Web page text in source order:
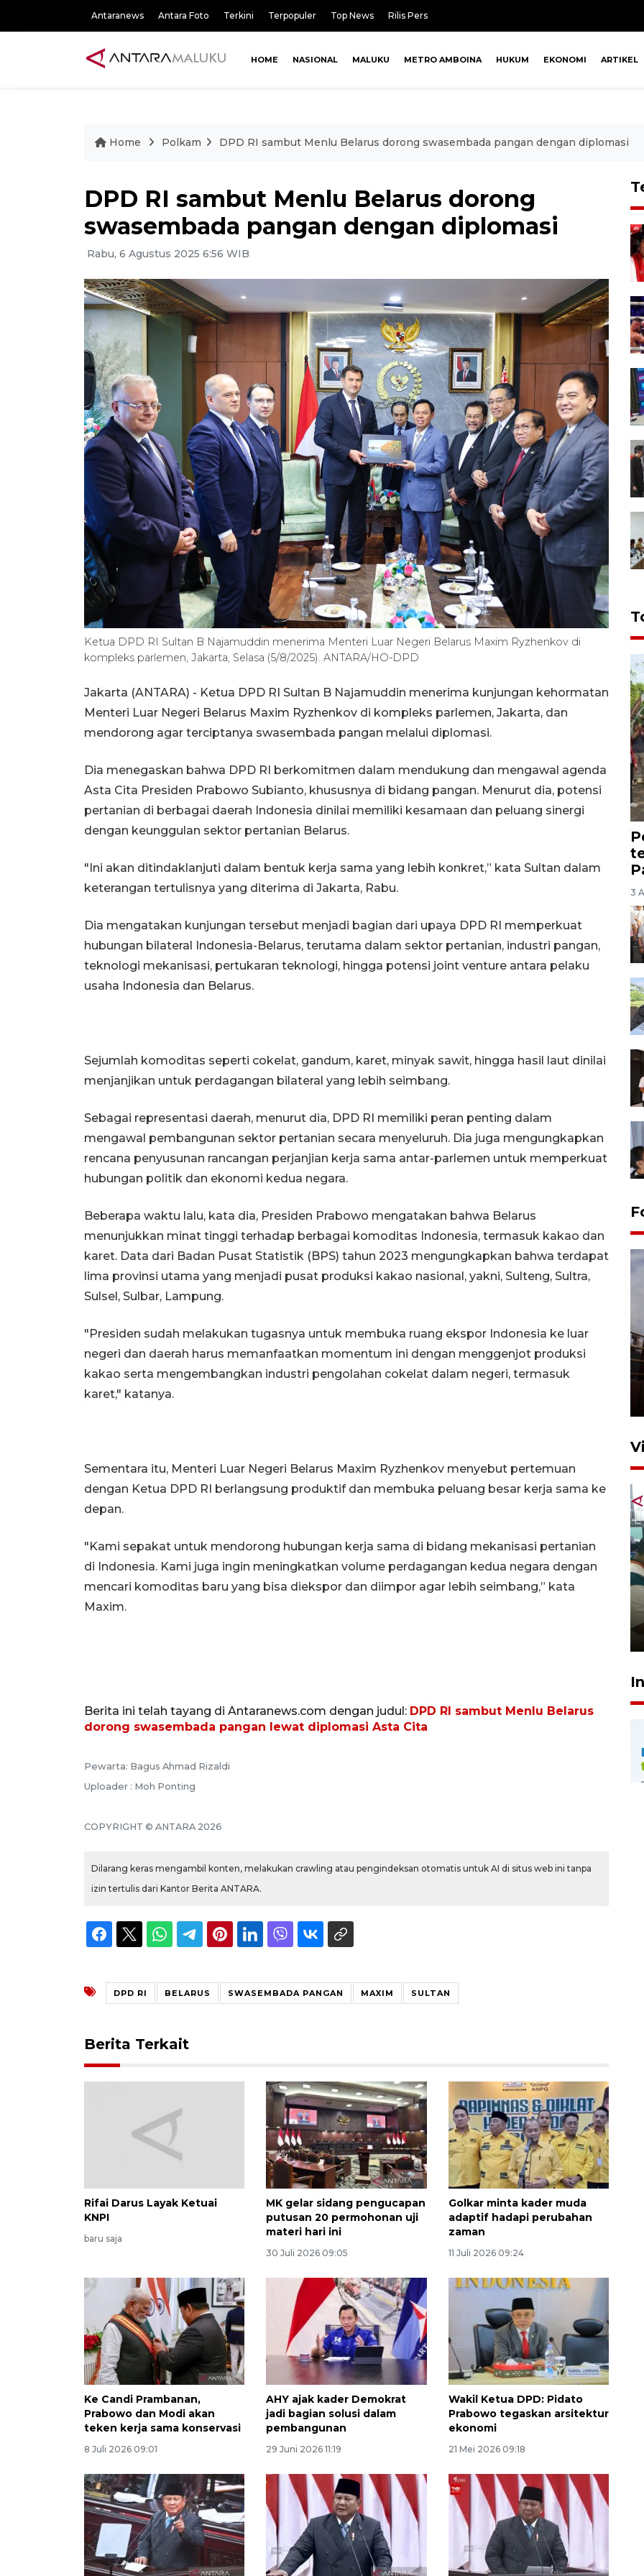
Antaranews Antara Foto Terkini Terpopuler Top News Rilis Pers
HOME NASIONAL MALUKU METRO AMBOINA HUKUM EKONOMI ARTIKEL
Home Polkam DPD RI sambut Menlu Belarus dorong swasembada pangan dengan diplomasi
DPD RI sambut Menlu Belarus dorong
swasembada pangan dengan diplomasi
Rabu, 6 Agustus 2025 6:56 WIB
Ketua DPD RI Sultan B Najamuddin menerima Menteri Luar Negeri Belarus Maxim Ryzhenkov di
kompleks parlemen, Jakarta, Selasa (5/8/2025). ANTARA/HO-DPD
Jakarta (ANTARA) - Ketua DPD RI Sultan B Najamuddin menerima kunjungan kehormatan
Menteri Luar Negeri Belarus Maxim Ryzhenkov di kompleks parlemen, Jakarta, dan
mendorong agar terciptanya swasembada pangan melalui diplomasi.
Dia menegaskan bahwa DPD RI berkomitmen dalam mendukung dan mengawal agenda
Asta Cita Presiden Prabowo Subianto, khususnya di bidang pangan. Menurut dia, potensi
pertanian di berbagai daerah Indonesia dinilai memiliki kesamaan dan peluang sinergi
dengan keunggulan sektor pertanian Belarus.
"Ini akan ditindaklanjuti dalam bentuk kerja sama yang lebih konkret,” kata Sultan dalam
keterangan tertulisnya yang diterima di Jakarta, Rabu.
Dia mengatakan kunjungan tersebut menjadi bagian dari upaya DPD RI memperkuat
hubungan bilateral Indonesia-Belarus, terutama dalam sektor pertanian, industri pangan,
teknologi mekanisasi, pertukaran teknologi, hingga potensi joint venture antara pelaku
usaha Indonesia dan Belarus.
Sejumlah komoditas seperti cokelat, gandum, karet, minyak sawit, hingga hasil laut dinilai
menjanjikan untuk perdagangan bilateral yang lebih seimbang.
Sebagai representasi daerah, menurut dia, DPD RI memiliki peran penting dalam
mengawal pembangunan sektor pertanian secara menyeluruh. Dia juga mengungkapkan
rencana penyusunan rancangan perjanjian kerja sama antar-parlemen untuk memperkuat
hubungan politik dan ekonomi kedua negara.
Beberapa waktu lalu, kata dia, Presiden Prabowo mengatakan bahwa Belarus
menunjukkan minat tinggi terhadap berbagai komoditas Indonesia, termasuk kakao dan
karet. Data dari Badan Pusat Statistik (BPS) tahun 2023 mengungkapkan bahwa terdapat
lima provinsi utama yang menjadi pusat produksi kakao nasional, yakni, Sulteng, Sultra,
Sulsel, Sulbar, Lampung.
"Presiden sudah melakukan tugasnya untuk membuka ruang ekspor Indonesia ke luar
negeri dan daerah harus memanfaatkan momentum ini dengan menggenjot produksi
kakao serta mengembangkan industri pengolahan cokelat dalam negeri, termasuk
karet," katanya.
Sementara itu, Menteri Luar Negeri Belarus Maxim Ryzhenkov menyebut pertemuan
dengan Ketua DPD RI berlangsung produktif dan membuka peluang besar kerja sama ke
depan.
"Kami sepakat untuk mendorong hubungan kerja sama di bidang mekanisasi pertanian
di Indonesia. Kami juga ingin meningkatkan volume perdagangan kedua negara dengan
mencari komoditas baru yang bisa diekspor dan diimpor agar lebih seimbang,” kata
Maxim.
Berita ini telah tayang di Antaranews.com dengan judul: DPD RI sambut Menlu Belarus
dorong swasembada pangan lewat diplomasi Asta Cita
Pewarta: Bagus Ahmad Rizaldi
Uploader : Moh Ponting
COPYRIGHT © ANTARA 2026
Dilarang keras mengambil konten, melakukan crawling atau pengindeksan otomatis untuk AI di situs web ini tanpa
izin tertulis dari Kantor Berita ANTARA.
DPD RI BELARUS SWASEMBADA PANGAN MAXIM SULTAN
Berita Terkait
Rifai Darus Layak Ketuai
KNPI
baru saja
MK gelar sidang pengucapan
putusan 20 permohonan uji
materi hari ini
30 Juli 2026 09:05
Golkar minta kader muda
adaptif hadapi perubahan
zaman
11 Juli 2026 09:24
Ke Candi Prambanan,
Prabowo dan Modi akan
teken kerja sama konservasi
8 Juli 2026 09:01
AHY ajak kader Demokrat
jadi bagian solusi dalam
pembangunan
29 Juni 2026 11:19
Wakil Ketua DPD: Pidato
Prabowo tegaskan arsitektur
ekonomi
21 Mei 2026 09:18
3
Unjuk rasa protes penataan
Pasar Higienis
Ambon ajak semua pihak buka
ruang pada anak di lembaga
Memberantas kejahatan
jalanan Jakarta
2026-08-05 18:00:00